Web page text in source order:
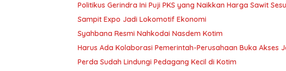
Politikus Gerindra Ini Puji PKS yang Naikkan Harga Sawit
Sampit Expo Jadi Lokomotif Ekonomi
Syahbana Resmi Nahkodai Nasdem Kotim
Harus Ada Kolaborasi Pemerintah-Perusahaan Buka Akses
Perda Sudah Lindungi Pedagang Kecil di Kotim